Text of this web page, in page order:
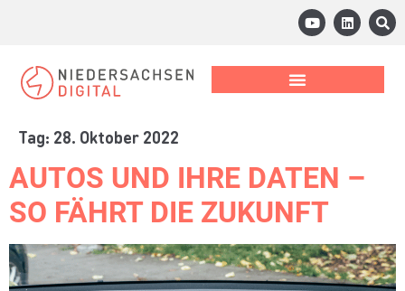
Tag: 28. Oktober 2022
AUTOS UND IHRE DATEN –
SO FÄHRT DIE ZUKUNFT